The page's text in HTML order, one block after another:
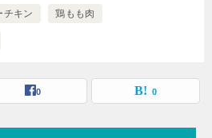
チキン 鶏もも肉
0 0